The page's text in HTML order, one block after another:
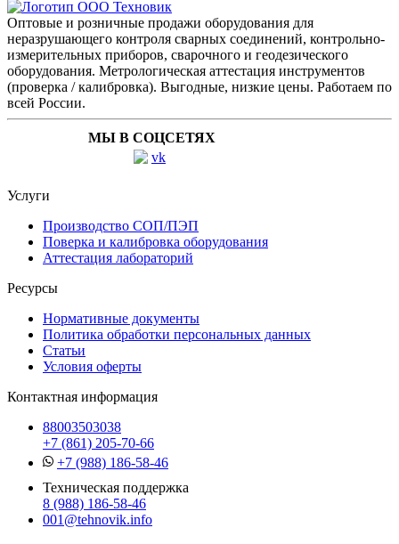
Оптовые и розничные продажи оборудования для
неразрушающего контроля сварных соединений, контрольно-
измерительных приборов, сварочного и геодезического
оборудования. Метрологическая аттестация инструментов
(проверка / калибровка). Выгодные, низкие цены. Работаем по
всей России.
МЫ В СОЦСЕТЯХ
Услуги
Производство СОП/ПЭП
Поверка и калибровка оборудования
Аттестация лабораторий
Ресурсы
Нормативные документы
Политика обработки персональных данных
Статьи
Условия оферты
Контактная информация
88003503038
+7 (861) 205-70-66
+7 (988) 186-58-46
Техническая поддержка
8 (988) 186-58-46
001@tehnovik.info